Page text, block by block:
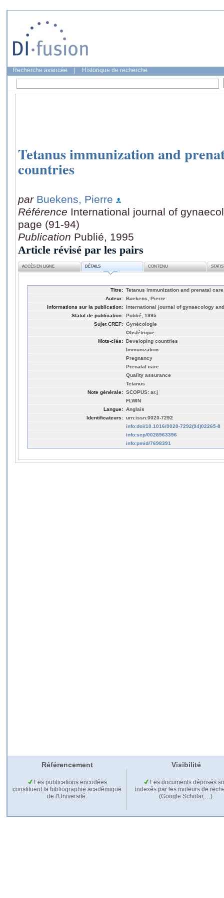
Recherche avancée Historique de recherche
Tetanus immunization and
countries
par Buekens, Pierre
Référence International journal of
page (91-94)
Publication Publié, 1995
Article révisé par les pairs
ACCÈS EN LIGNE DÉTAILS CONTENU
Titre: Tetanus immunization and prenatal
Auteur: Buekens, Pierre
Informations sur la publication: International journal of gynaecology
Statut de publication: Publié, 1995
Sujet CREF: Gynécologie
Obstétrique
Mots-clés: Developing countries
Immunization
Pregnancy
Prenatal care
Quality assurance
Tetanus
Note générale: SCOPUS: ar.j
FLWIN
Langue: Anglais
Identificateurs: urn:issn:0020-7292
info:doi/10.1016/0020-7292(94)02265-8
info:scp/0028963396
info:pmid/7698391
Référencement Visibilité
Les publications encodées
constituent la bibliographie académique
de l'Université.
Les documents déposés
indexés par les moteurs de
(Google Scholar,…).